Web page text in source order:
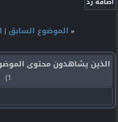
« الموضوع السابق |
الذين يشاهدون محتوى
1)